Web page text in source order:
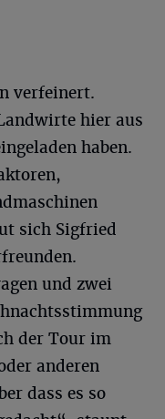
verfeinert.
hier aus
haben.
sich Sigfried
und zwei
der Tour im
anderen
dass es so